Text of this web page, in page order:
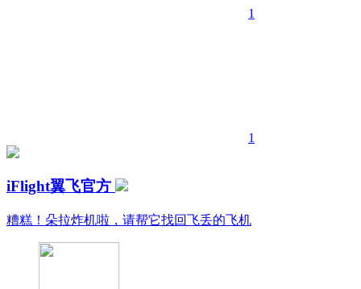
1
1
iFlight翼飞官方
糟糕！朵拉炸机啦，请帮它找回飞丢的飞机